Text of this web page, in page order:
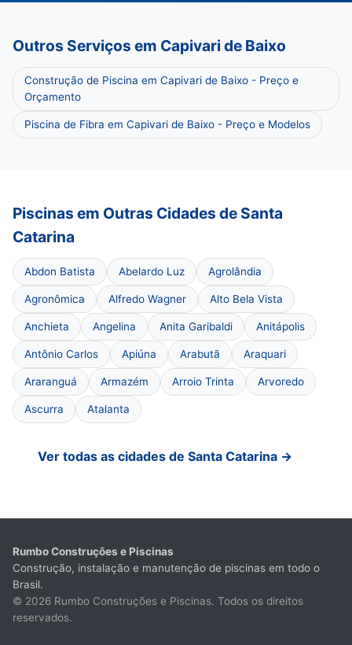
Outros Serviços em Capivari de Baixo
Construção de Piscina em Capivari de Baixo - Preço e
Orçamento
Piscina de Fibra em Capivari de Baixo - Preço e Modelos
Piscinas em Outras Cidades de Santa
Catarina
Abdon Batista Abelardo Luz Agrolândia
Agronômica Alfredo Wagner Alto Bela Vista
Anchieta Angelina Anita Garibaldi Anitápolis
Antônio Carlos Apiúna Arabutã Araquari
Araranguá Armazém Arroio Trinta Arvoredo
Ascurra Atalanta
Ver todas as cidades de Santa Catarina →
Rumbo Construções e Piscinas
Construção, instalação e manutenção de piscinas em todo o
Brasil.
© 2026 Rumbo Construções e Piscinas. Todos os direitos
reservados.